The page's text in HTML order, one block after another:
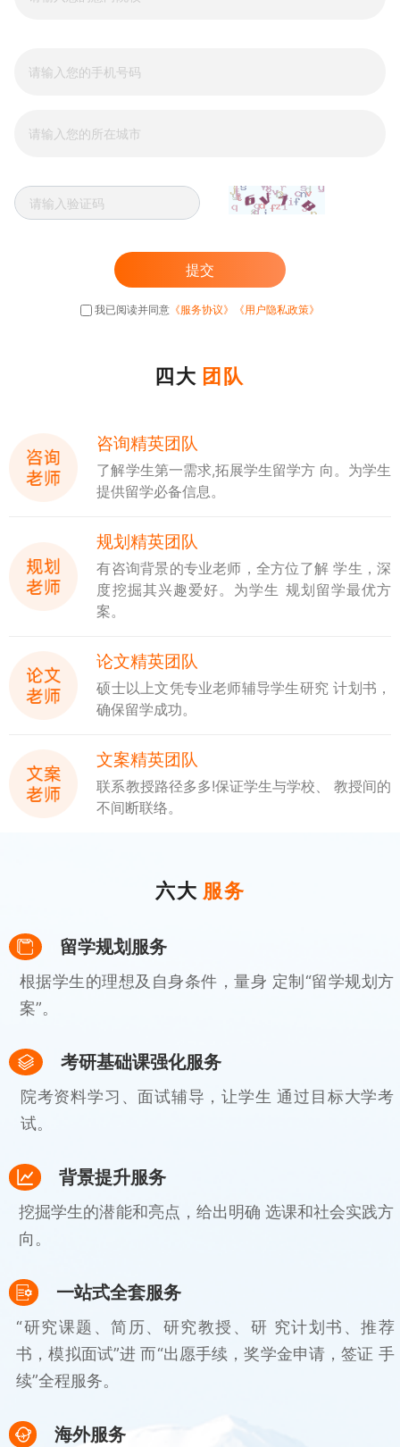
提交
我已阅读并同意 《服务协议》 《用户隐私政策》
四大 团队
咨询精英团队
了解学生第一需求,拓展学生留学方 向。为学生
提供留学必备信息。
规划精英团队
有咨询背景的专业老师，全方位了解 学生，深
度挖掘其兴趣爱好。为学生 规划留学最优方
案。
论文精英团队
硕士以上文凭专业老师辅导学生研究 计划书，
确保留学成功。
文案精英团队
联系教授路径多多!保证学生与学校、 教授间的
不间断联络。
六大 服务
留学规划服务
根据学生的理想及自身条件，量身 定制“留学规划方
案”。
考研基础课强化服务
院考资料学习、面试辅导，让学生 通过目标大学考
试。
背景提升服务
挖掘学生的潜能和亮点，给出明确 选课和社会实践方
向。
一站式全套服务
“研究课题、简历、研究教授、研 究计划书、推荐
书，模拟面试”进 而“出愿手续，奖学金申请，签证 手
续”全程服务。
海外服务